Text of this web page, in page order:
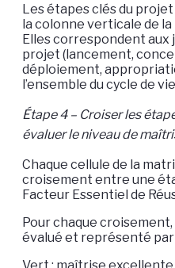
Les étapes clés du
la colonne verticale de
Elles correspondent aux
projet (lancement,
déploiement,
l’ensemble du cycle de
Étape 4 – Croiser les
évaluer le niveau de
Chaque cellule de la
croisement entre une
Facteur Essentiel de
Pour chaque
évalué et représenté par